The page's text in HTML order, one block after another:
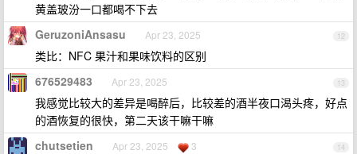
黄盖玻汾一口都喝不下去
12
GeruzoniAnsasu Apr 23, 2025
类比：NFC 果汁和果味饮料的区别
13
676529483 Apr 23, 2025
我感觉比较大的差异是喝醉后，比较差的酒半夜口渴头疼，好点
的酒恢复的很快，第二天该干嘛干嘛
14
chutsetien Apr 23, 2025 3